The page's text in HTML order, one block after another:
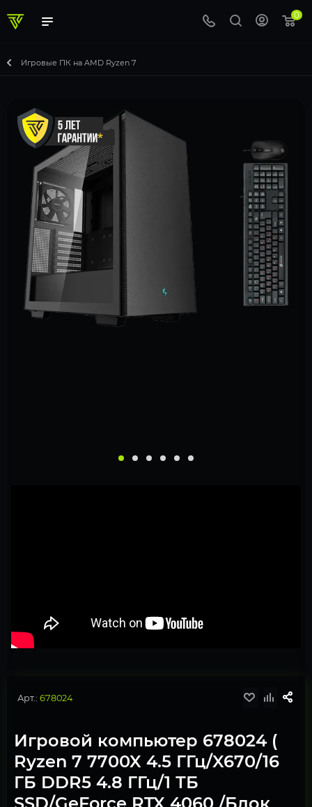
0
Игровые ПК на AMD Ryzen 7
Арт.: 678024
Игровой компьютер 678024 (
Ryzen 7 7700X 4.5 ГГц/X670/16
ГБ DDR5 4.8 ГГц/1 ТБ